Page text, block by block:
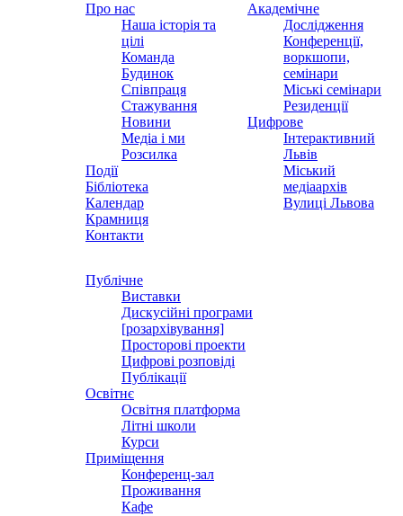
Про нас
Наша історія та
цілі
Команда
Будинок
Співпраця
Стажування
Новини
Медіа і ми
Розсилка
Події
Бібліотека
Календар
Крамниця
Контакти
Академічне
Дослідження
Конференції,
воркшопи,
семінари
Міські семінари
Резиденції
Цифрове
Інтерактивний
Львів
Міський
медіаархів
Вулиці Львова
Публічне
Виставки
Дискусійні програми
[розархівування]
Просторові проекти
Цифрові розповіді
Публікації
Освітнє
Освітня платформа
Літні школи
Курси
Приміщення
Конференц-зал
Проживання
Кафе